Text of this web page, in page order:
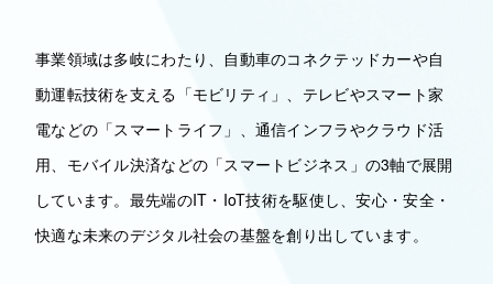
事業領域は多岐にわたり、自動車のコネクテッドカーや自
動運転技術を支える「モビリティ」、テレビやスマート家
電などの「スマートライフ」、通信インフラやクラウド活
用、モバイル決済などの「スマートビジネス」の3軸で展開
しています。最先端のIT・IoT技術を駆使し、安心・安全・
快適な未来のデジタル社会の基盤を創り出しています。